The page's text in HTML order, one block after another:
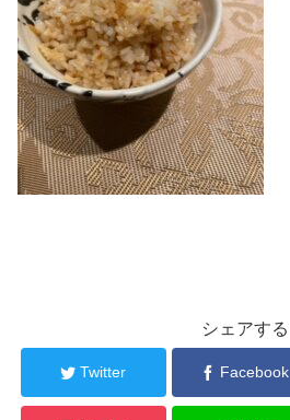
シェアする
Twitter Facebook